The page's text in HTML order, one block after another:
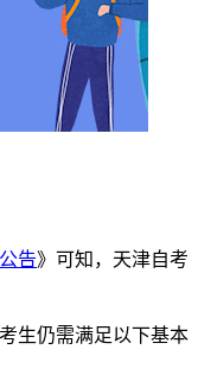
告》可知，天津自考
生仍需满足以下基本